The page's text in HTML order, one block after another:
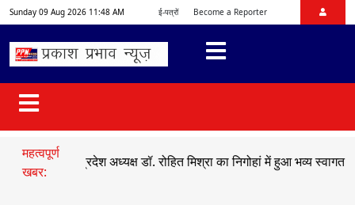
Sunday 09 Aug 2026 11:48 AM ई-पत्रों Become a Reporter
महत्वपूर्ण
खबर:
प्रदेश अध्यक्ष डॉ. रोहित मिश्रा का निगोहां में हुआ भव्य स्वागत ●सड़क